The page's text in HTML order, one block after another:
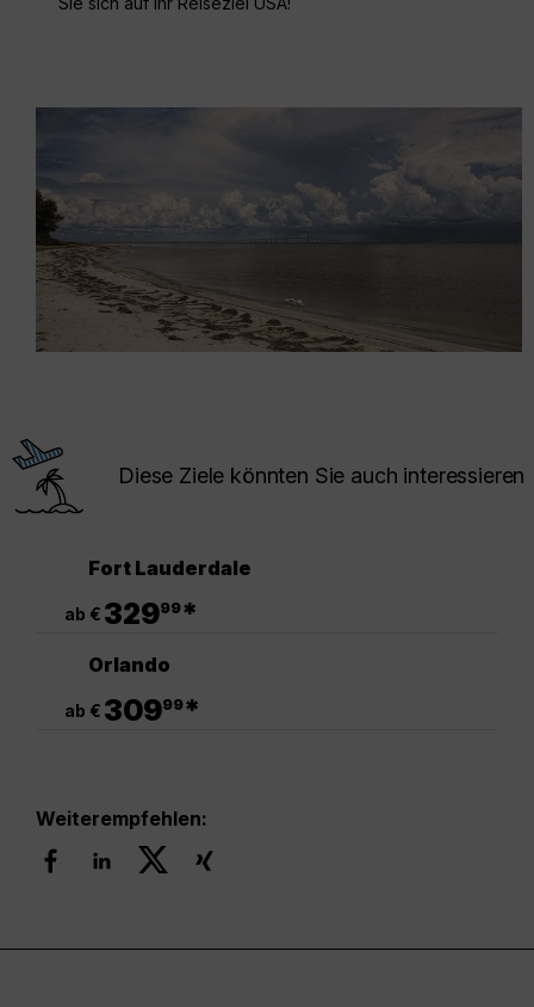
Diese Ziele könnten Sie auch interessieren
Fort Lauderdale
ab € 32999*
Orlando
ab € 30999*
Weiterempfehlen: